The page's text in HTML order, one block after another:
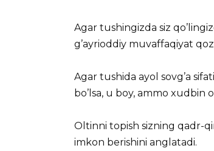
Agar tushingizda siz
g’ayrioddiy muvaffaqiyat
Agar tushida ayol sovg’a
bo’lsa, u boy, ammo xudbin
Oltinni topish sizning qadr-
imkon berishini anglatadi.